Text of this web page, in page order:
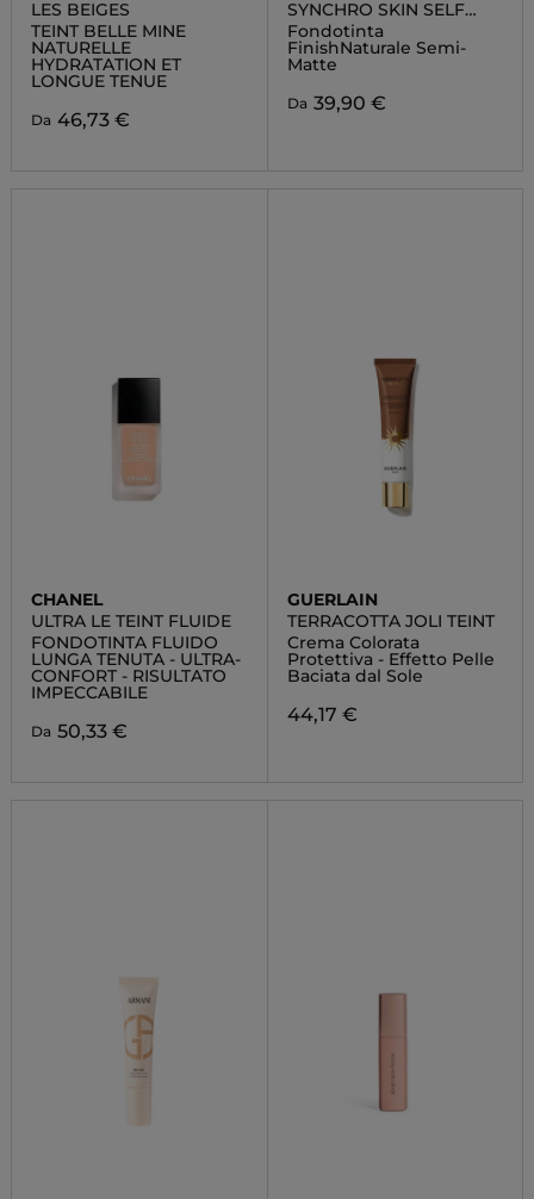
LES BEIGES
TEINT BELLE MINE
NATURELLE
HYDRATATION ET
LONGUE TENUE
Da 46,73 €
SYNCHRO SKIN SELF
REFRESHING
FOUNDATION
Fondotinta
FinishNaturale Semi-
Matte
Da 39,90 €
CHANEL
ULTRA LE TEINT FLUIDE
FONDOTINTA FLUIDO
LUNGA TENUTA - ULTRA-
CONFORT - RISULTATO
IMPECCABILE
Da 50,33 €
GUERLAIN
TERRACOTTA JOLI TEINT
Crema Colorata
Protettiva - Effetto Pelle
Baciata dal Sole
44,17 €